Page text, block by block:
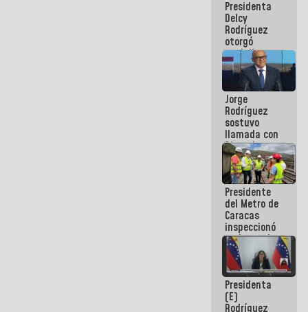
abordar
planes de
acción
Presidenta
Delcy
Rodríguez
otorgó
medalla
"Héroe de
Venezuela"
a servidores
públicos
Jorge
Rodríguez
sostuvo
llamada con
Dinorah
Figuera y
acuerdan
primer
encuentro
presencial
para el
diálogo
Presidente
del Metro de
Caracas
inspeccionó
trabajos de
rehabilitación
y
modernización
de la vía
férrea
Presidenta
(E)
Rodríguez